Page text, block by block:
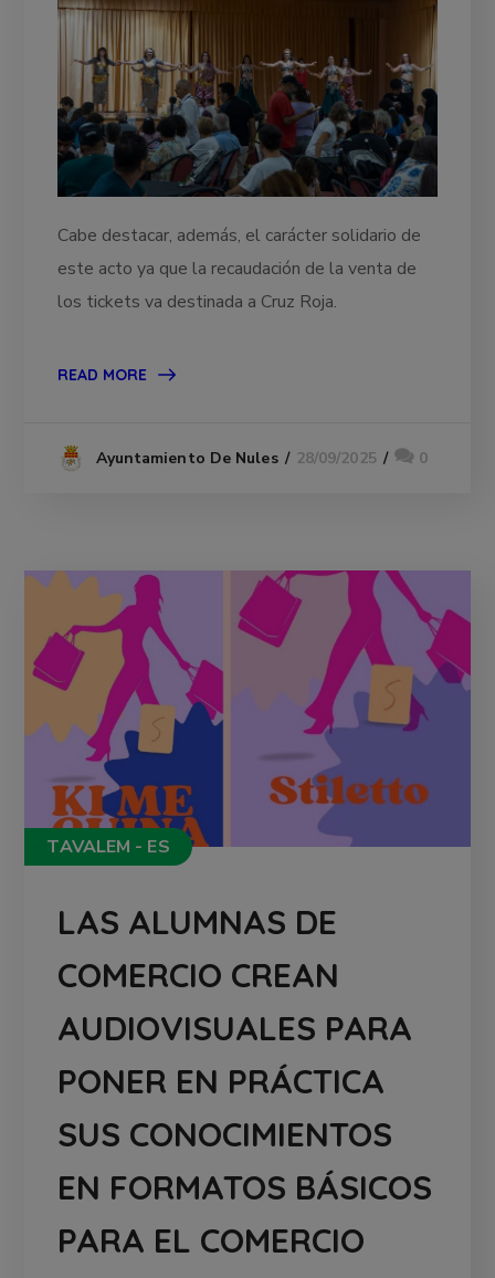
Cabe destacar, además, el carácter solidario de
este acto ya que la recaudación de la venta de
los tickets va destinada a Cruz Roja.
READ MORE
Ayuntamiento De Nules 28/09/2025 0
TAVALEM - ES
LAS ALUMNAS DE
COMERCIO CREAN
AUDIOVISUALES PARA
PONER EN PRÁCTICA
SUS CONOCIMIENTOS
EN FORMATOS BÁSICOS
PARA EL COMERCIO